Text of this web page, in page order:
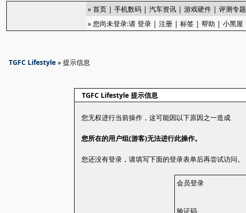
»首页 |手机数码 |汽车资讯 |游戏硬件 |评测专题
» 您尚未登录:请登录 |注册 |标签 |帮助 |小黑屋
TGFC Lifestyle » 提示信息
TGFC Lifestyle 提示信息
您无权进行当前操作，这可能因以下原因之一造成
您所在的用户组(游客)无法进行此操作。
您还没有登录，请填写下面的登录表单后再尝试访问。
会员登录
验证码